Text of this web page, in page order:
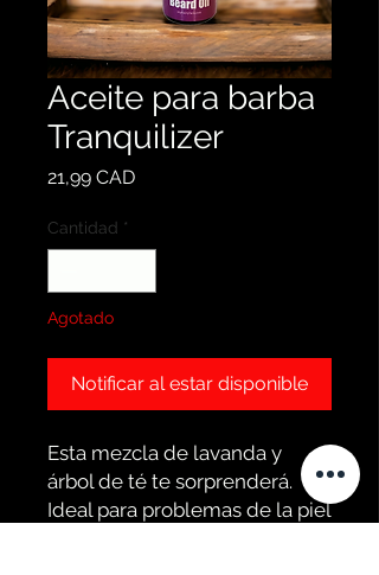
Aceite para barba
Tranquilizer
21,99 CADPrecio
Cantidad *
Agotado
Notificar al estar disponible
Esta mezcla de lavanda y
árbol de té te sorprenderá.
Ideal para problemas de la piel